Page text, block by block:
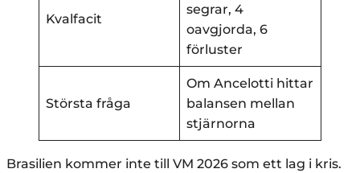
Kvalfacit
segrar, 4
oavgjorda, 6
förluster
Största fråga
Om Ancelotti hittar
balansen mellan
stjärnorna
Brasilien kommer inte till VM 2026 som ett lag i kris.